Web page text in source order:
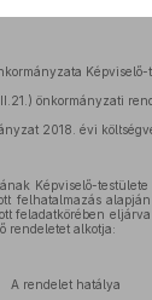
önkormányzati
2018. évi
Képviselő-
felhatalmazás
feladatkörében
rendeletet alkotja:
A rendelet hatálya